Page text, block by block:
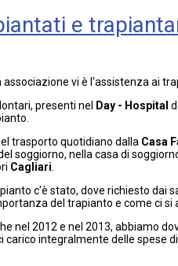
e
vi è l'assistenza ai
presenti nel
Day - Hospital
trasporto quotidiano dalla Casa
soggiorno, nella casa di
Cagliari.
c'è stato, dove richiesto dai
del trapianto e come ci si
nel 2012 e nel 2013, abbiamo
integralmente delle spese